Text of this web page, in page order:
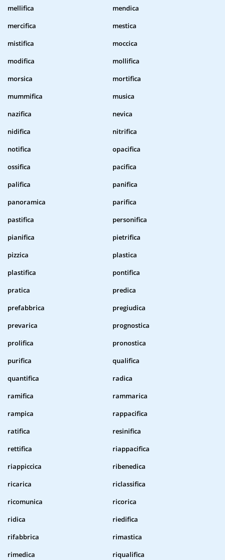
mellifica
mendica
mercifica
mestica
mistifica
moccica
modifica
mollifica
morsica
mortifica
mummifica
musica
nazifica
nevica
nidifica
nitrifica
notifica
opacifica
ossifica
pacifica
palifica
panifica
panoramica
parifica
pastifica
personifica
pianifica
pietrifica
pizzica
plastica
plastifica
pontifica
pratica
predica
prefabbrica
pregiudica
prevarica
prognostica
prolifica
pronostica
purifica
qualifica
quantifica
radica
ramifica
rammarica
rampica
rappacifica
ratifica
resinifica
rettifica
riappacifica
riappiccica
ribenedica
ricarica
riclassifica
ricomunica
ricorica
ridica
riedifica
rifabbrica
rimastica
rimedica
riqualifica